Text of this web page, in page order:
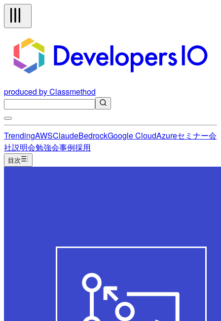
produced by Classmethod
TrendingAWSClaudeBedrockGoogle CloudAzureセミナー会
社説明会勉強会事例採用
目次